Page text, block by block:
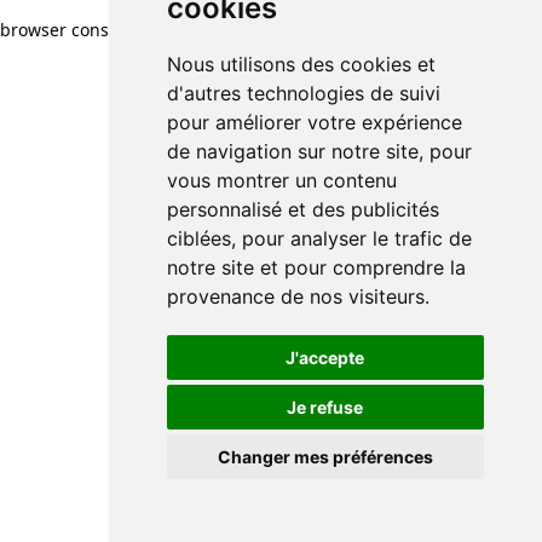
cookies
Nous utilisons des cookies et
d'autres technologies de suivi
pour améliorer votre expérience
de navigation sur notre site, pour
vous montrer un contenu
personnalisé et des publicités
ciblées, pour analyser le trafic de
notre site et pour comprendre la
provenance de nos visiteurs.
J'accepte
Je refuse
Changer mes préférences
browser console for more information)